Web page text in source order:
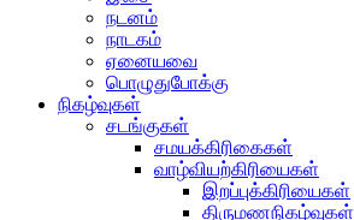
நடனம்
நாடகம்
ஏனையவை
பொழுதுபோக்கு
நிகழ்வுகள்
சடங்குகள்
சமயக்கிரிகைகள்
வாழ்வியற்கிரியைகள்
இறப்புக்கிரியைகள்
திருமணநிகழ்வுகள்